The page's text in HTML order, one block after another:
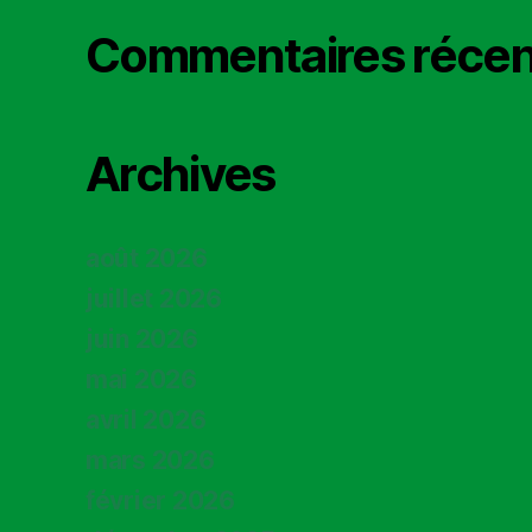
Commentaires
Archives
août 2026
juillet 2026
juin 2026
mai 2026
avril 2026
mars 2026
février 2026